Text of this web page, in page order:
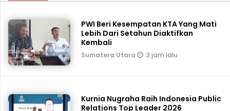
PWI Beri Kesempatan KTA Yang Mati
Lebih Dari Setahun Diaktifkan
Kembali
Sumatera Utara 3 jam lalu
Kurnia Nugraha Raih Indonesia Public
Relations Top Leader 2026